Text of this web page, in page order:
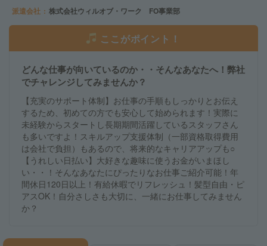
派遣会社
株式会社ウィルオブ・ワーク FO事業部
ここがポイント！
どんな仕事が向いているのか・・そんなあなたへ！弊社
でチャレンジしてみませんか？
【充実のサポート体制】お仕事の手順もしっかりとお伝え
するため、初めての方でも安心して始められます！実際に
未経験からスタートし長期期間活躍しているスタッフさん
も多いですよ！スキルアップ支援体制（一部資格取得費用
は会社で負担）もあるので、将来的なキャリアアップも○
【うれしい日払い】大好きな趣味に使うお金がいまほし
い・・！そんなあなたにぴったりなお仕事ご紹介可能！年
間休日120日以上！有給休暇でリフレッシュ！髪型自由・ピ
アスOK！自分さしさも大切に、一緒にお仕事してみません
か？